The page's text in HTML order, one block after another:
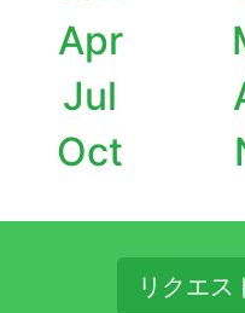
Apr
Jul
Oct
リクエス